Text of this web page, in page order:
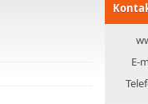
E-